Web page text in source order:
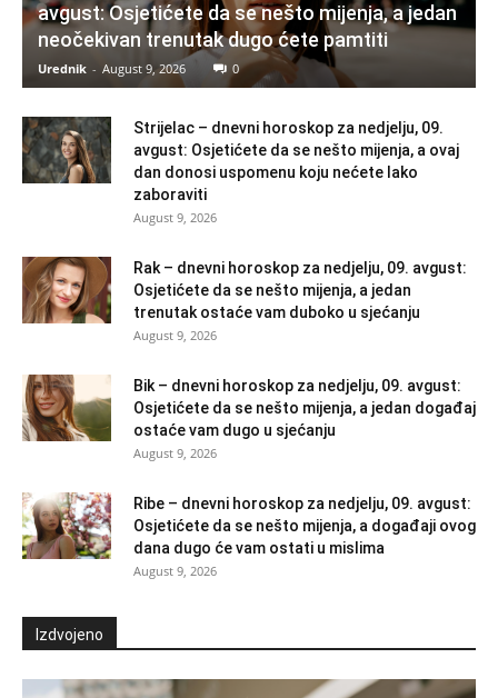
avgust: Osjetićete da se nešto mijenja, a jedan
neočekivan trenutak dugo ćete pamtiti
Urednik - August 9, 2026 0
Strijelac – dnevni horoskop za nedjelju, 09.
avgust: Osjetićete da se nešto mijenja, a ovaj
dan donosi uspomenu koju nećete lako
zaboraviti
August 9, 2026
Rak – dnevni horoskop za nedjelju, 09. avgust:
Osjetićete da se nešto mijenja, a jedan
trenutak ostaće vam duboko u sjećanju
August 9, 2026
Bik – dnevni horoskop za nedjelju, 09. avgust:
Osjetićete da se nešto mijenja, a jedan događaj
ostaće vam dugo u sjećanju
August 9, 2026
Ribe – dnevni horoskop za nedjelju, 09. avgust:
Osjetićete da se nešto mijenja, a događaji ovog
dana dugo će vam ostati u mislima
August 9, 2026
Izdvojeno